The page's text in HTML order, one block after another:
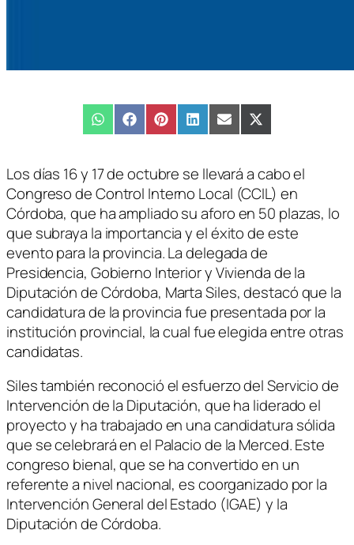
Compartir
en
WhatsAppCompartir
en
FacebookCompartir
en
PinterestCompartir
en
LinkedInCompartir
en
EmailCompartir
en
X
(Twitter)
Los días 16 y 17 de octubre se llevará a cabo el
Congreso de Control Interno Local (CCIL) en
Córdoba, que ha ampliado su aforo en 50 plazas, lo
que subraya la importancia y el éxito de este
evento para la provincia. La delegada de
Presidencia, Gobierno Interior y Vivienda de la
Diputación de Córdoba, Marta Siles, destacó que la
candidatura de la provincia fue presentada por la
institución provincial, la cual fue elegida entre otras
candidatas.
Siles también reconoció el esfuerzo del Servicio de
Intervención de la Diputación, que ha liderado el
proyecto y ha trabajado en una candidatura sólida
que se celebrará en el Palacio de la Merced. Este
congreso bienal, que se ha convertido en un
referente a nivel nacional, es coorganizado por la
Intervención General del Estado (IGAE) y la
Diputación de Córdoba.